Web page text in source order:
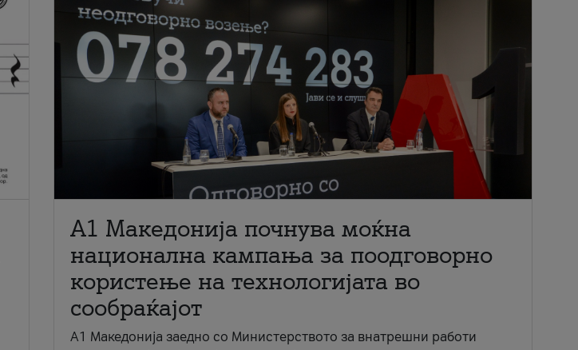
A1 Македонија почнува моќна
национална кампања за поодговорно
користење на технологијата во
сообраќајот
A1 Македонија заедно со Министерството за внатрешни работи